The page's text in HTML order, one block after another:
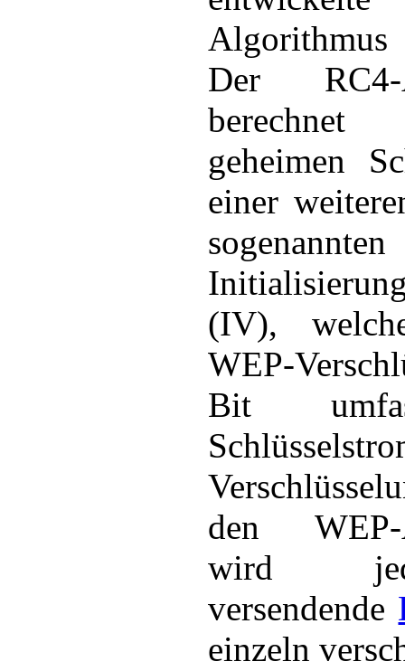
Der RC4-
geheimen
einer
sogenannten
(IV),
WEP-
Bit
den WEP-
wird
versendende
einzeln